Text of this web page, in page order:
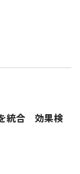
統合 効果検